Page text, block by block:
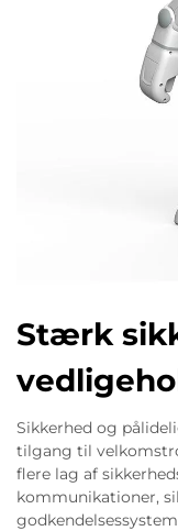
Stærk
Sikkerhed og
tilgang til
flere lag af
kommunikationer,